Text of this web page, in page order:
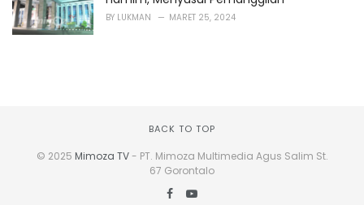
BY LUKMAN MARET 25, 2024
BACK TO TOP
© 2025 Mimoza TV- PT. Mimoza Multimedia Agus Salim St.
67 Gorontalo